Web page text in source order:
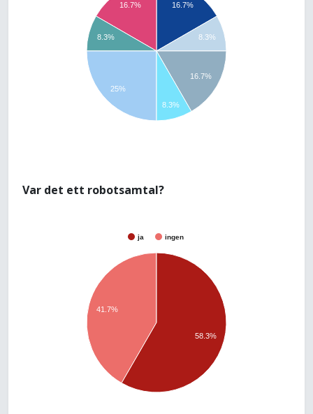
16.7%
8.3%
16.7%
16.7%
8.3%
25%
8.3%
Var det ett robotsamtal?
ja ingen
41.7%
58.3%